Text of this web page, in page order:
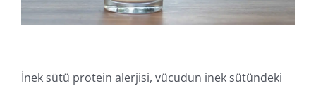
İnek sütü protein alerjisi, vücudun inek sütündeki